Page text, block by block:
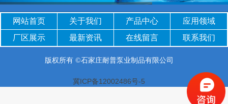
网站首页 关于我们 产品中心
应用领域
厂区展示 最新资讯 在线留言 联系我们
版权所有 ©石家庄耐普泵业制品有限公司
冀ICP备12002486号-5